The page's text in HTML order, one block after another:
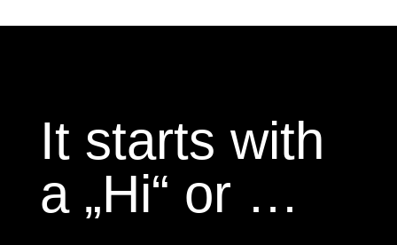
It starts with
a „Hi“ or …